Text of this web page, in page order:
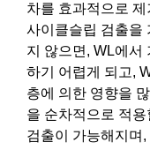
차를 효과적으로
사이클슬립 검출을
지 않으면, WL에서
하기 어렵게 되고,
층에 의한 영향을
을 순차적으로 적
검출이 가능해지며